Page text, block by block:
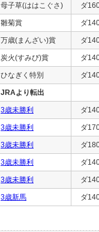
母子草(ははこぐさ) ダ
雛菊賞 ダ
万歳(まんざい)賞 ダ
炭火(すみび)賞 ダ
ひなぎく特別 ダ
JRAより転出
3歳未勝利 ダ
3歳未勝利 ダ
3歳未勝利 ダ
3歳未勝利 ダ
3歳未勝利 ダ
3歳新馬 ダ